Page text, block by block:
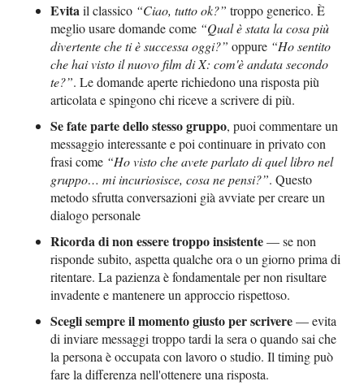
Evitail classico “Ciao, tutto ok?” troppo generico. È
meglio usare domande come “Qual è stata la cosa più
divertente che ti è successa oggi?” oppure “Ho sentito
che hai visto il nuovo film di X: com'è andata secondo
te?”. Le domande aperte richiedono una risposta più
articolata e spingono chi riceve a scrivere di più.
Se fate parte dello stesso gruppo, puoi commentare un
messaggio interessante e poi continuare in privato con
frasi come “Ho visto che avete parlato di quel libro nel
gruppo… mi incuriosisce, cosa ne pensi?”. Questo
metodo sfrutta conversazioni già avviate per creare un
dialogo personale
Ricorda di non essere troppo insistente— se non
risponde subito, aspetta qualche ora o un giorno prima di
ritentare. La pazienza è fondamentale per non risultare
invadente e mantenere un approccio rispettoso.
Scegli sempre il momento giusto per scrivere— evita
di inviare messaggi troppo tardi la sera o quando sai che
la persona è occupata con lavoro o studio. Il timing può
fare la differenza nell'ottenere una risposta.